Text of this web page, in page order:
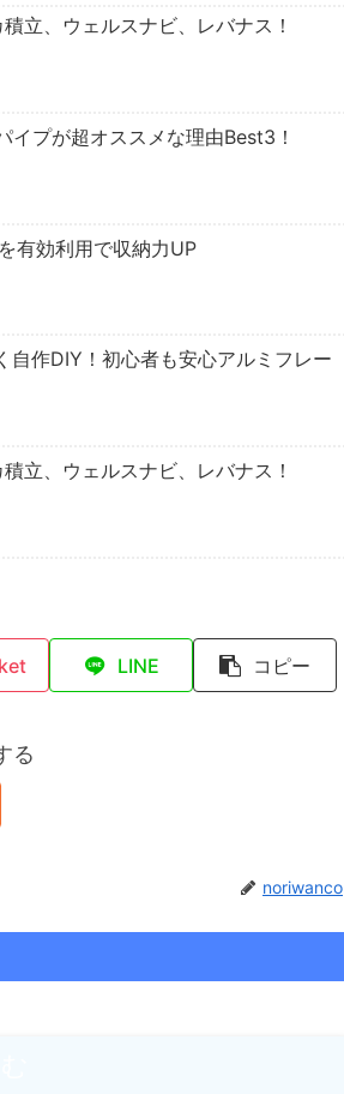
立、ウェルスナビ、レバナス！
イプが超オススメな理由Best3！
有効利用で収納力UP
作DIY！初心者も安心アルミフレー
立、ウェルスナビ、レバナス！
LINE コピー
る
noriwanco